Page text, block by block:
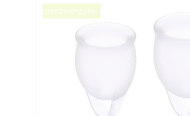
рекомендуем